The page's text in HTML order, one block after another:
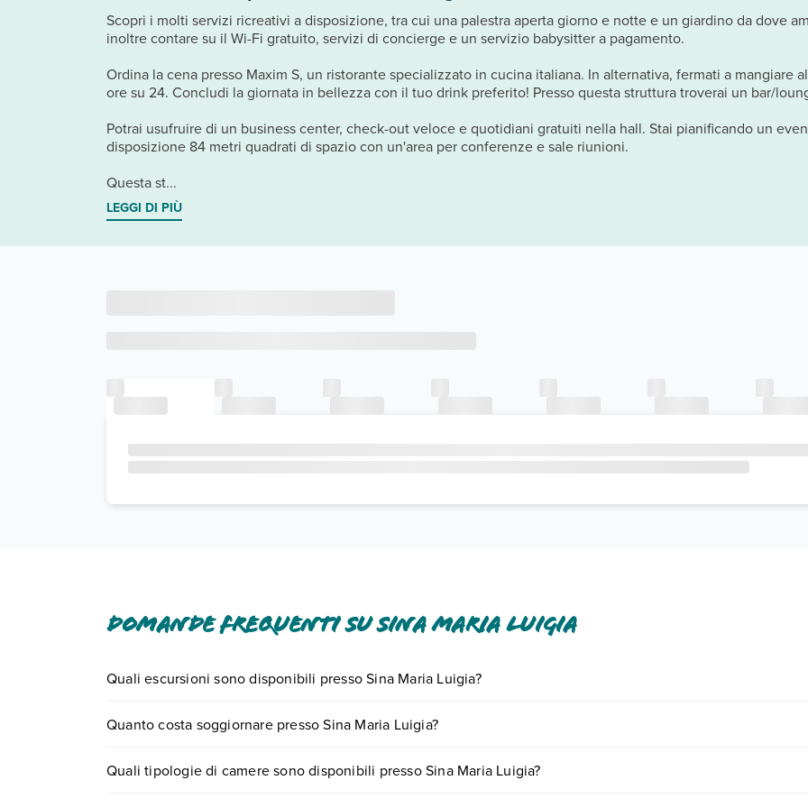
Scopri i molti servizi ricreativi a disposizione, tra cui una palestra aperta giorno e notte e un giardino da dove
inoltre contare su il Wi-Fi gratuito, servizi di concierge e un servizio babysitter a pagamento.
Ordina la cena presso Maxim S, un ristorante specializzato in cucina italiana. In alternativa, fermati a mangiare
ore su 24. Concludi la giornata in bellezza con il tuo drink preferito! Presso questa struttura troverai un bar/
Potrai usufruire di un business center, check-out veloce e quotidiani gratuiti nella hall. Stai pianificando un
disposizione 84 metri quadrati di spazio con un'area per conferenze e sale riunioni.
Questa st...
LEGGI DI PIÙ
Domande frequenti su Sina Maria Luigia
Quali escursioni sono disponibili presso Sina Maria Luigia?
0721.17231 oprenotando un appuntamento.
Quanto costa soggiornare presso Sina Maria Luigia?
quando partire.
Quali tipologie di camere sono disponibili presso Sina Maria Luigia?